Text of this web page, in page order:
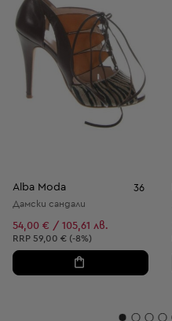
Alba Moda 36
Дамски сандали
54,00 € / 105,61 лв.
Препоръчителна цена:
RRP 59,00 € (-8%)